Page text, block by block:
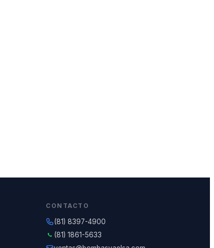
CONTACTO
(81) 8397-4900
(81) 1861-5633